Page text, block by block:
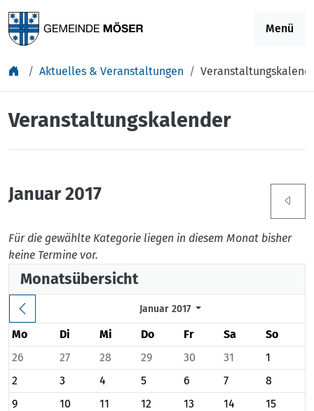
Menü
Aktuelles & Veranstaltungen
Veranstaltungskalender
Januar 2017
Für die gewählte Kategorie liegen in diesem Monat bisher
keine Termine vor.
Monatsübersicht
Januar 2017
Mo Di Mi Do Fr Sa
So
26
27 28 29 30 31
1
2
3 4 5 6 7
8
9
10 11 12 13 14
15